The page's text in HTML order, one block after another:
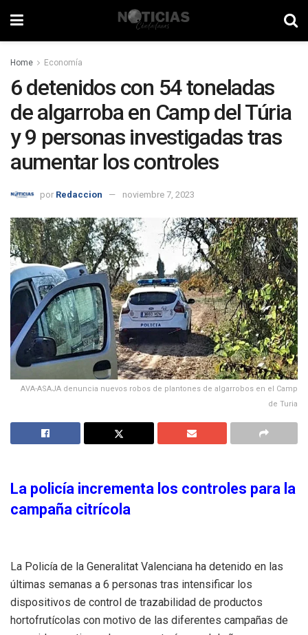
Home Economía
6 detenidos con 54 toneladas
de algarroba en Camp del Túria
y 9 personas investigadas tras
aumentar los controles
por Redaccion noviembre 7, 2023
AVA-ASAJA denuncia nuevos robos de plantones de algarrobos en el Camp
de Turia
La policía incrementa los controles para la
campaña citrícola
La Policía de la Generalitat Valenciana ha detenido en las
últimas semanas a 6 personas tras intensificar los
dispositivos de control de trazabilidad de productos
hortofrutícolas con motivo de las diferentes campañas de